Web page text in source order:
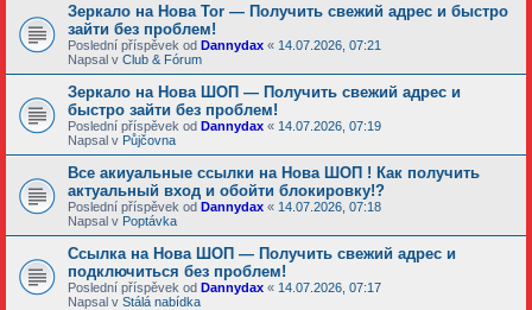
Зеркало на Нова Tor — Получить свежий адрес и быстро
зайти без проблем!
Poslední příspěvek od Dannydax « 14.07.2026, 07:21
Napsal v Club & Fórum
Зеркало на Нова ШОП — Получить свежий адрес и
быстро зайти без проблем!
Poslední příspěvek od Dannydax « 14.07.2026, 07:19
Napsal v Půjčovna
Все акиуальные ссылки на Нова ШОП ! Как получить
актуальный вход и обойти блокировку!?
Poslední příspěvek od Dannydax « 14.07.2026, 07:18
Napsal v Poptávka
Ссылка на Нова ШОП — Получить свежий адрес и
подключиться без проблем!
Poslední příspěvek od Dannydax « 14.07.2026, 07:17
Napsal v Stálá nabídka